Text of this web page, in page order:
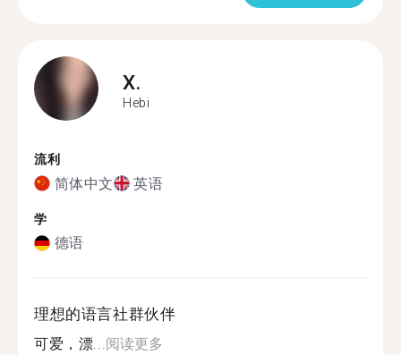
X.
Hebi
流利
简体中文 英语
学
德语
理想的语言社群伙伴
可爱，漂...阅读更多